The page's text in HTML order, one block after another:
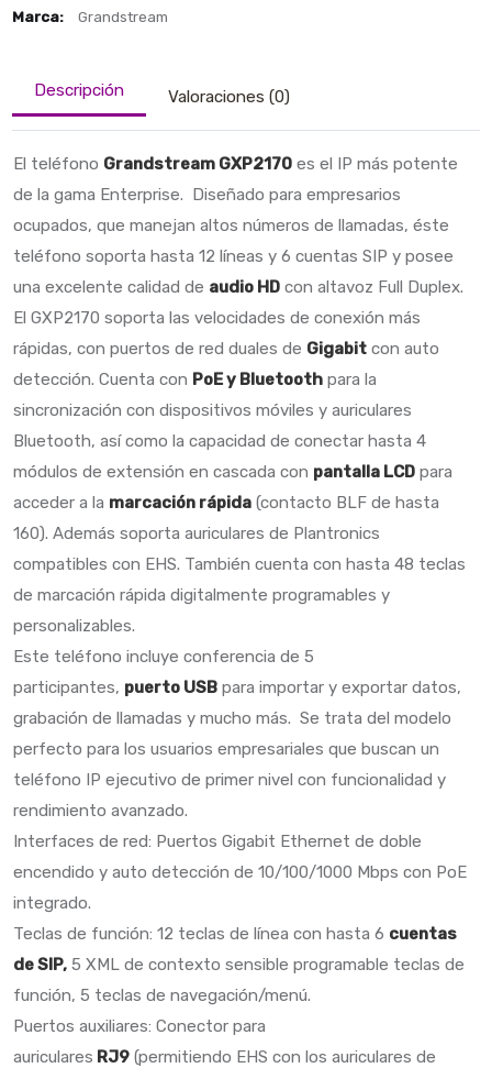
Marca:
Grandstream
Descripción Valoraciones (0)
El teléfono Grandstream GXP2170 es el IP más potente
de la gama Enterprise. Diseñado para empresarios
ocupados, que manejan altos números de llamadas, éste
teléfono soporta hasta 12 líneas y 6 cuentas SIP y posee
una excelente calidad de audio HD con altavoz Full Duplex.
El GXP2170 soporta las velocidades de conexión más
rápidas, con puertos de red duales de Gigabit con auto
detección. Cuenta con PoE y Bluetooth para la
sincronización con dispositivos móviles y auriculares
Bluetooth, así como la capacidad de conectar hasta 4
módulos de extensión en cascada con pantalla LCD para
acceder a la marcación rápida (contacto BLF de hasta
160). Además soporta auriculares de Plantronics
compatibles con EHS. También cuenta con hasta 48 teclas
de marcación rápida digitalmente programables y
personalizables.
Este teléfono incluye conferencia de 5
participantes, puerto USB para importar y exportar datos,
grabación de llamadas y mucho más. Se trata del modelo
perfecto para los usuarios empresariales que buscan un
teléfono IP ejecutivo de primer nivel con funcionalidad y
rendimiento avanzado.
Interfaces de red: Puertos Gigabit Ethernet de doble
encendido y auto detección de 10/100/1000 Mbps con PoE
integrado.
Teclas de función: 12 teclas de línea con hasta 6 cuentas
de SIP, 5 XML de contexto sensible programable teclas de
función, 5 teclas de navegación/menú.
Puertos auxiliares: Conector para
auriculares RJ9 (permitiendo EHS con los auriculares de